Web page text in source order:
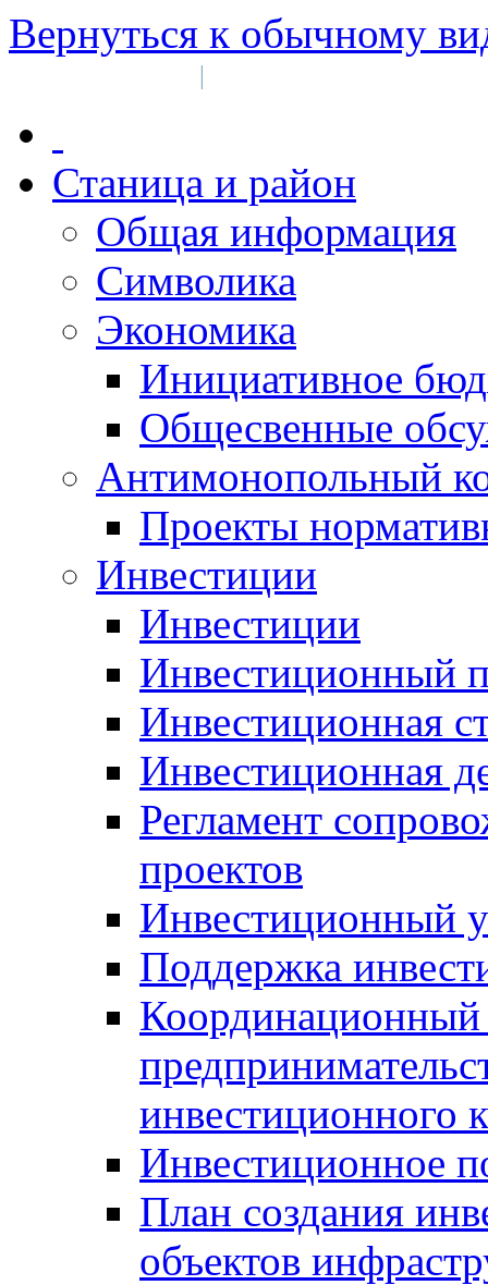
Вернуться к обычному
|
Станица и район
Общая информация
Символика
Экономика
Инициативное
Общесвенные
Антимонопольный
Проекты
Инвестиции
Инвестиции
Инвестиционный
Инвестиционная
Инвестиционная
Регламент
проектов
Инвестиционный
Поддержка
Координационный
инвестиционного
Инвестиционное
План создания
объектов